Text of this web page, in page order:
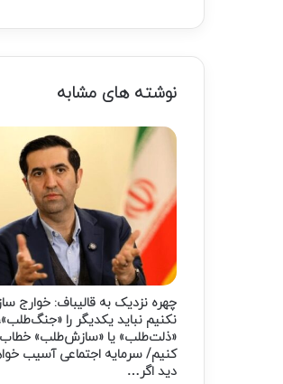
نوشته های مشابه
چهره نزدیک به قالیباف: خوارج
نکنیم نباید یکدیگر را
«ذلت‌طلب» یا «سازش‌طلب» خطاب
کنیم/ سرمایه اجتماعی آسیب
دید اگر…